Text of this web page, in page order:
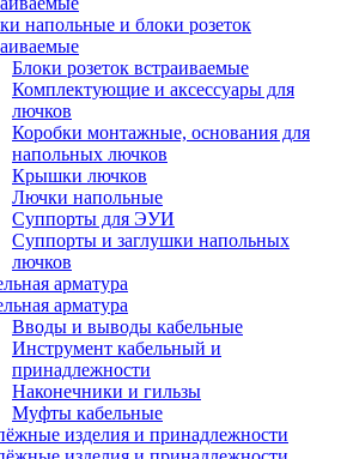
напольные и блоки розеток
Блоки розеток встраиваемые
Комплектующие и аксессуары для
лючков
Коробки монтажные, основания для
напольных лючков
Крышки лючков
Лючки напольные
Суппорты для ЭУИ
Суппорты и заглушки напольных
лючков
арматура
арматура
Вводы и выводы кабельные
Инструмент кабельный и
принадлежности
Наконечники и гильзы
Муфты кабельные
изделия и принадлежности